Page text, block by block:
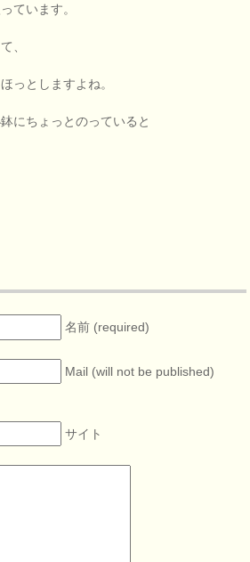
ています。
、
っとしますよね。
にちょっとのっていると
名前 (required)
Mail (will not be published)
サイト